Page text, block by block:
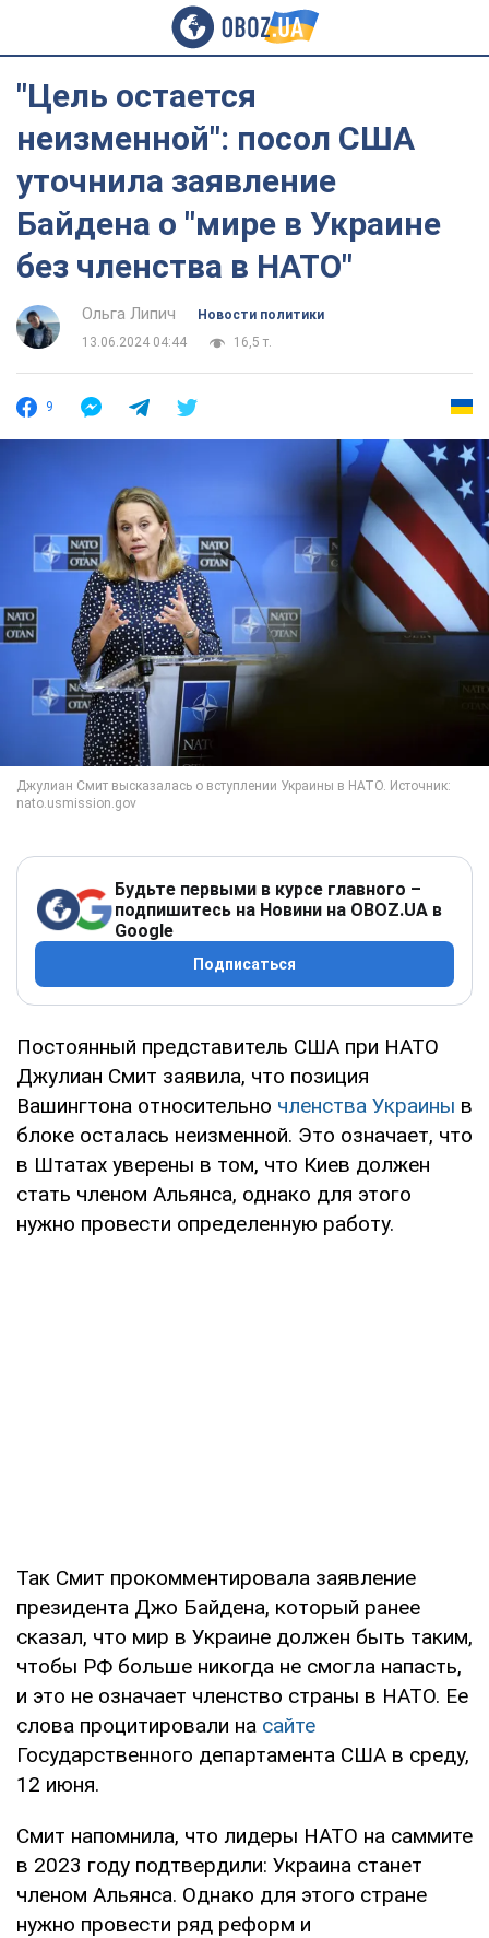
"Цель остается
неизменной": посол США
уточнила заявление
Байдена о "мире в Украине
без членства в НАТО"
Ольга Липич
Новости политики
13.06.2024 04:44
16,5 т.
9
Будьте первыми в курсе главного –
подпишитесь на Новини на OBOZ.UA в
Google
Подписаться
Постоянный представитель США при НАТО
Джулиан Смит заявила, что позиция
Вашингтона относительно членства Украины в
блоке осталась неизменной. Это означает, что
в Штатах уверены в том, что Киев должен
стать членом Альянса, однако для этого
нужно провести определенную работу.
Так Смит прокомментировала заявление
президента Джо Байдена, который ранее
сказал, что мир в Украине должен быть таким,
чтобы РФ больше никогда не смогла напасть,
и это не означает членство страны в НАТО. Ее
слова процитировали на сайте
Государственного департамента США в среду,
12 июня.
Смит напомнила, что лидеры НАТО на саммите
в 2023 году подтвердили: Украина станет
членом Альянса. Однако для этого стране
нужно провести ряд реформ и